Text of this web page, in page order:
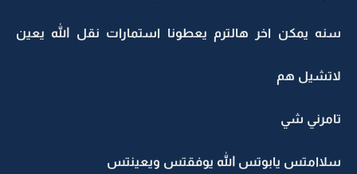
سنه يمكن اخر هالترم يعطونا استمارات نقل الله يعين
لاتشيل هم
تامرني شي
سلاامتس يابوتس الله يوفقتس ويعينتس